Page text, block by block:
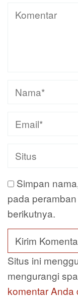
Simpan
pada
berikutnya.
Situs ini
mengurangi
komentar Anda